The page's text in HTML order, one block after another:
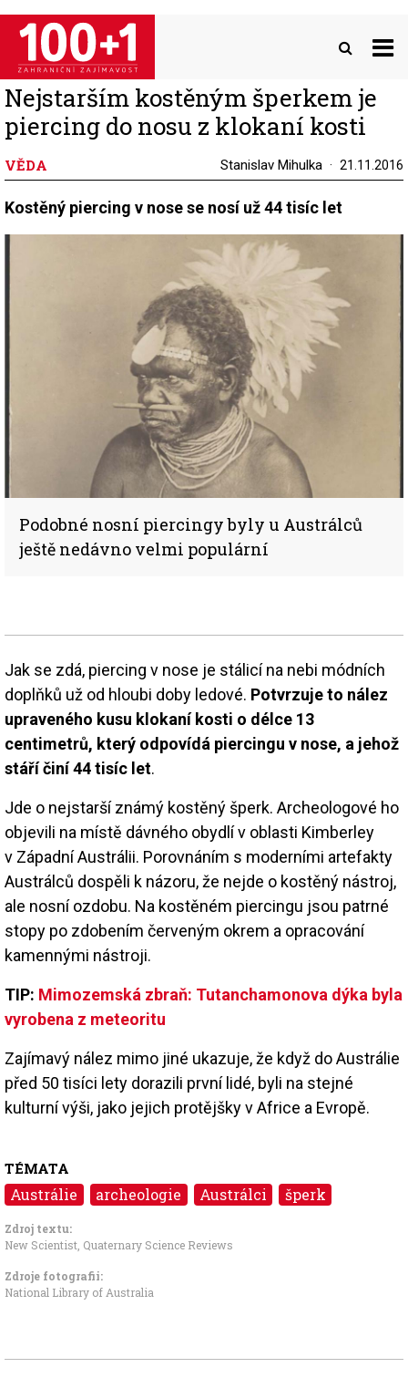
Přejít
hlavnímu
obsahu
Nejstarším kostěným šperkem je
piercing do nosu z klokaní kosti
VĚDA Stanislav Mihulka 21.11.2016
Kostěný piercing v nose se nosí už 44 tisíc let
Podobné nosní piercingy byly u Austrálců
ještě nedávno velmi populární
Jak se zdá, piercing v nose je stálicí na nebi módních
doplňků už od hloubi doby ledové. Potvrzuje to nález
upraveného kusu klokaní kosti o délce 13
centimetrů, který odpovídá piercingu v nose, a jehož
stáří činí 44 tisíc let.
Jde o nejstarší známý kostěný šperk. Archeologové ho
objevili na místě dávného obydlí v oblasti Kimberley
v Západní Austrálii. Porovnáním s moderními artefakty
Austrálců dospěli k názoru, že nejde o kostěný nástroj,
ale nosní ozdobu. Na kostěném piercingu jsou patrné
stopy po zdobením červeným okrem a opracování
kamennými nástroji.
TIP: Mimozemská zbraň: Tutanchamonova dýka byla
vyrobena z meteoritu
Zajímavý nález mimo jiné ukazuje, že když do Austrálie
před 50 tisíci lety dorazili první lidé, byli na stejné
kulturní výši, jako jejich protějšky v Africe a Evropě.
TÉMATA
Austrálie archeologie Austrálci šperk
Zdroj textu:
New Scientist, Quaternary Science Reviews
Zdroje fotografii:
National Library of Australia